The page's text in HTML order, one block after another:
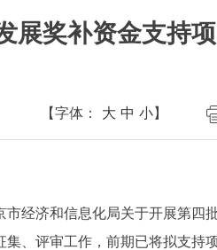
展奖补资金支持
【字体： 大 中 小】
经济和信息化局关于开展第四
、评审工作，前期已将拟支持